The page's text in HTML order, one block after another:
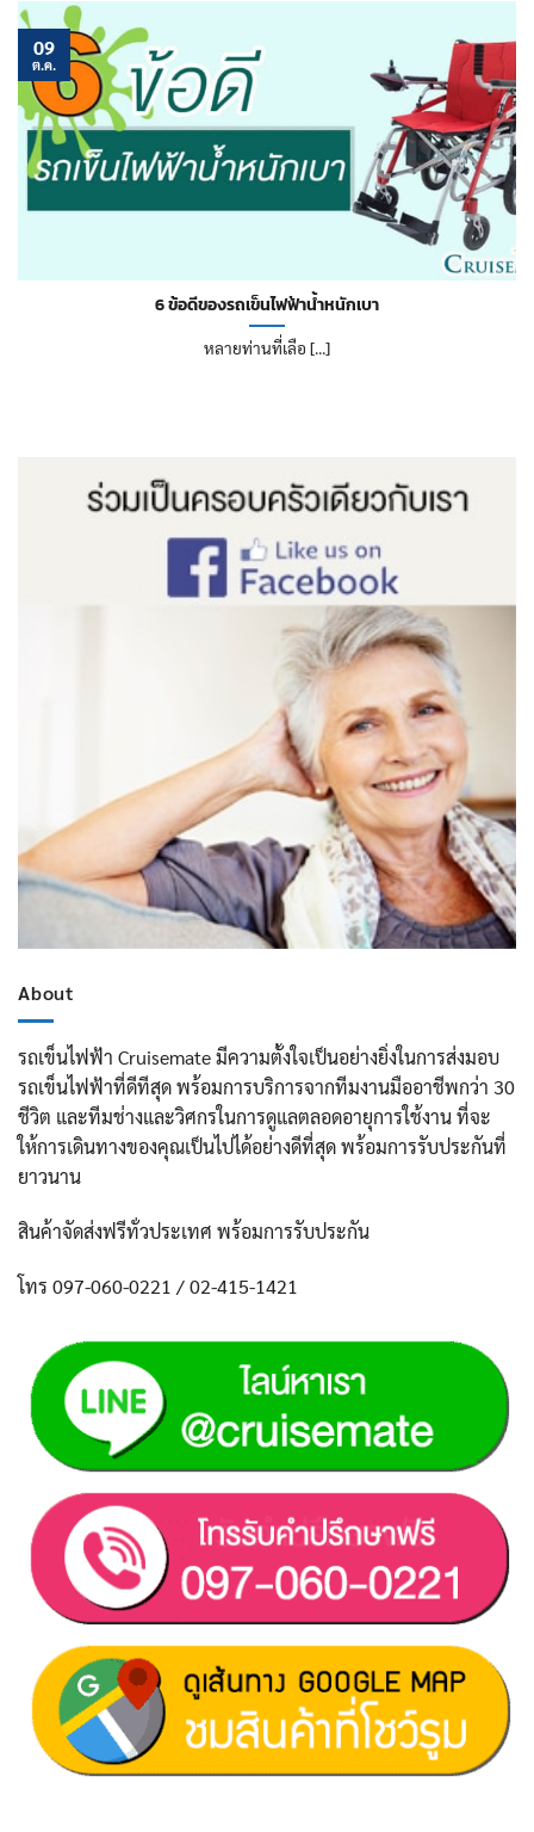
6 ข้อดีของรถเข็นไฟฟ้าน้ำหนักเบา
หลายท่านที่เลือ [...]
09
ต.ค.
About
รถเข็นไฟฟ้า Cruisemate มีความตั้งใจเป็นอย่างยิ่งในการส่งมอบ
รถเข็นไฟฟ้าที่ดีทีสุด พร้อมการบริการจากทีมงานมืออาชีพกว่า 30
ชีวิต และทีมช่างและวิศกรในการดูแลตลอดอายุการใช้งาน ที่จะ
ให้การเดินทางของคุณเป็นไปได้อย่างดีที่สุด พร้อมการรับประกันที่
ยาวนาน
สินค้าจัดส่งฟรีทั่วประเทศ พร้อมการรับประกัน
โทร 097-060-0221 / 02-415-1421